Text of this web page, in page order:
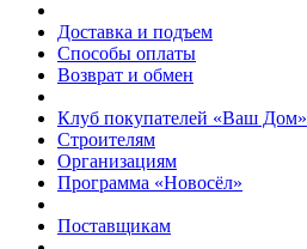
Доставка и подъем
Способы оплаты
Возврат и обмен
Клуб покупателей «Ваш Дом»
Строителям
Организациям
Программа «Новосёл»
Поставщикам